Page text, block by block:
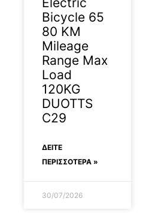
Bicycle 65
80 KM
Mileage
Range Max
Load
120KG
DUOTTS
C29
ΔΕΊΤΕ
ΠΕΡΙΣΣΟΤΕΡΑ »
30/07/2026